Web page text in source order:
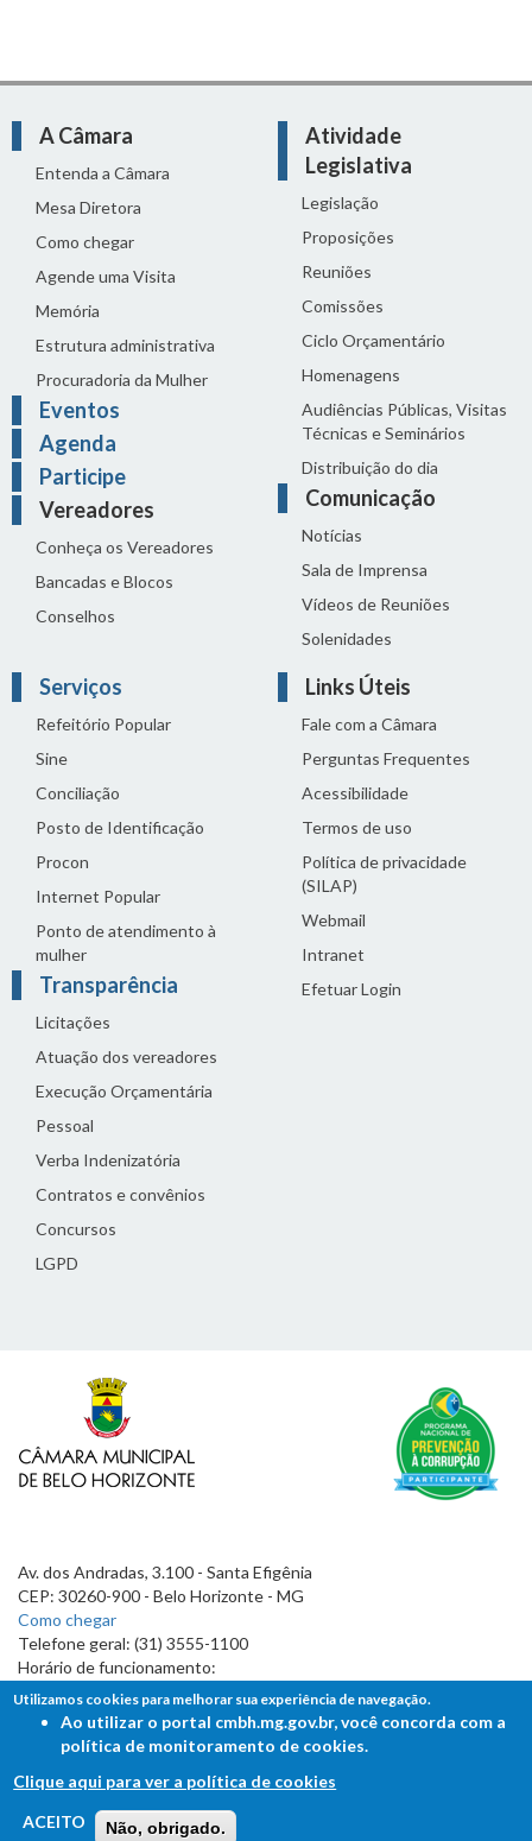
A Câmara
Entenda a Câmara
Mesa Diretora
Como chegar
Agende uma Visita
Memória
Estrutura administrativa
Procuradoria da Mulher
Eventos
Agenda
Participe
Vereadores
Conheça os Vereadores
Bancadas e Blocos
Conselhos
Atividade
Legislativa
Legislação
Proposições
Reuniões
Comissões
Ciclo Orçamentário
Homenagens
Audiências Públicas, Visitas
Técnicas e Seminários
Distribuição do dia
Comunicação
Notícias
Sala de Imprensa
Vídeos de Reuniões
Solenidades
Serviços
Refeitório Popular
Sine
Conciliação
Posto de Identificação
Procon
Internet Popular
Ponto de atendimento à
mulher
Transparência
Licitações
Atuação dos vereadores
Execução Orçamentária
Pessoal
Verba Indenizatória
Contratos e convênios
Concursos
LGPD
Links Úteis
Fale com a Câmara
Perguntas Frequentes
Acessibilidade
Termos de uso
Política de privacidade
(SILAP)
Webmail
Intranet
Efetuar Login
Av. dos Andradas, 3.100 - Santa Efigênia
CEP: 30260-900 - Belo Horizonte - MG
Como chegar
Telefone geral: (31) 3555-1100
Horário de funcionamento:
7h às 19h
FALE COM A CÂMARA
Ouvidoria - Lei de Acesso à Informação
Utilizamos cookies para melhorar sua experiência de navegação.
Ao utilizar o portal cmbh.mg.gov.br, você concorda com a
política de monitoramento de cookies.
Clique aqui para ver a política de cookies
ACEITO
Não, obrigado.